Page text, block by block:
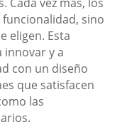
Cada vez más, los
sino
eligen. Esta
innovar y a
con un diseño
que satisfacen
las